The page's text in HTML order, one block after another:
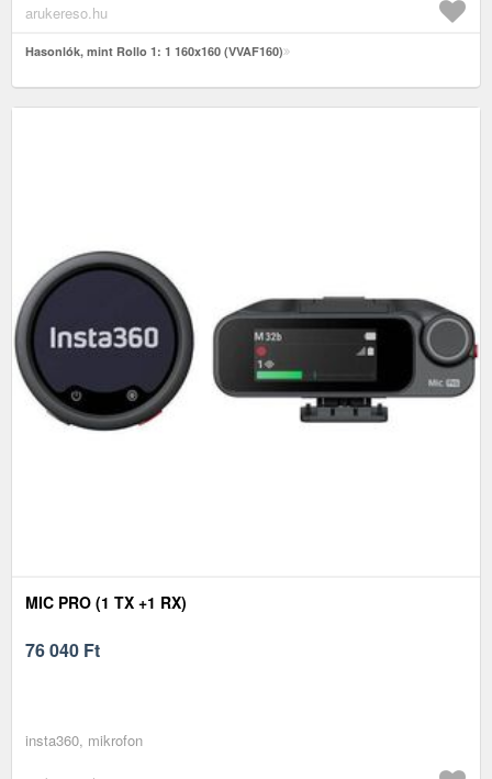
arukereso.hu
Hasonlók, mint Rollo 1: 1 160x160 (VVAF160)
MIC PRO (1 TX +1 RX)
76 040 Ft
insta360, mikrofon